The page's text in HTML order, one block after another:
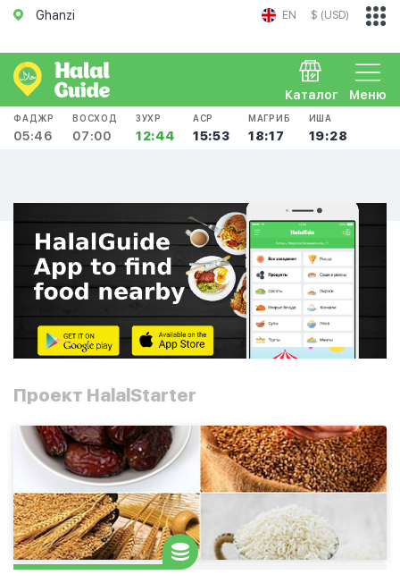
Ghanzi EN $ (USD)
Меню
Каталог
ФАДЖР
05:46
ВОСХОД
07:00
ЗУХР
12:44
АСР
15:53
МАГРИБ
18:17
ИША
19:28
Проект HalalStarter